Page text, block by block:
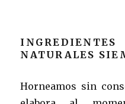
NATURALES
Horneamos sin